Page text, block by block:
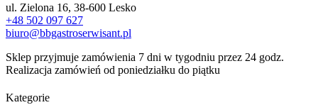
ul. Zielona 16, 38-600 Lesko
+48 502 097 627
biuro@bbgastroserwisant.pl
Sklep przyjmuje zamówienia 7 dni w tygodniu przez 24 godz.
Realizacja zamówień od poniedziałku do piątku
Kategorie